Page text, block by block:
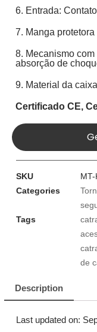
6. Entrada:
7. Manga
8. Mecanismo
absorção de
9. Material da
Certificado CE,
SKU
Categories
Tags
de
Description
Last updated on: